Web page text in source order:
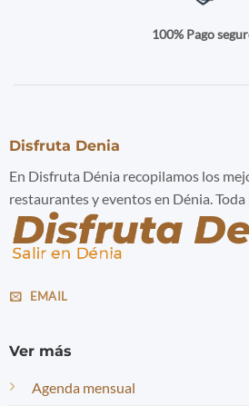
100% Pago
Disfruta Denia
En Disfruta Dénia recopilamos los
restaurantes y eventos en Dénia.
EMAIL
Ver más
Agenda mensual